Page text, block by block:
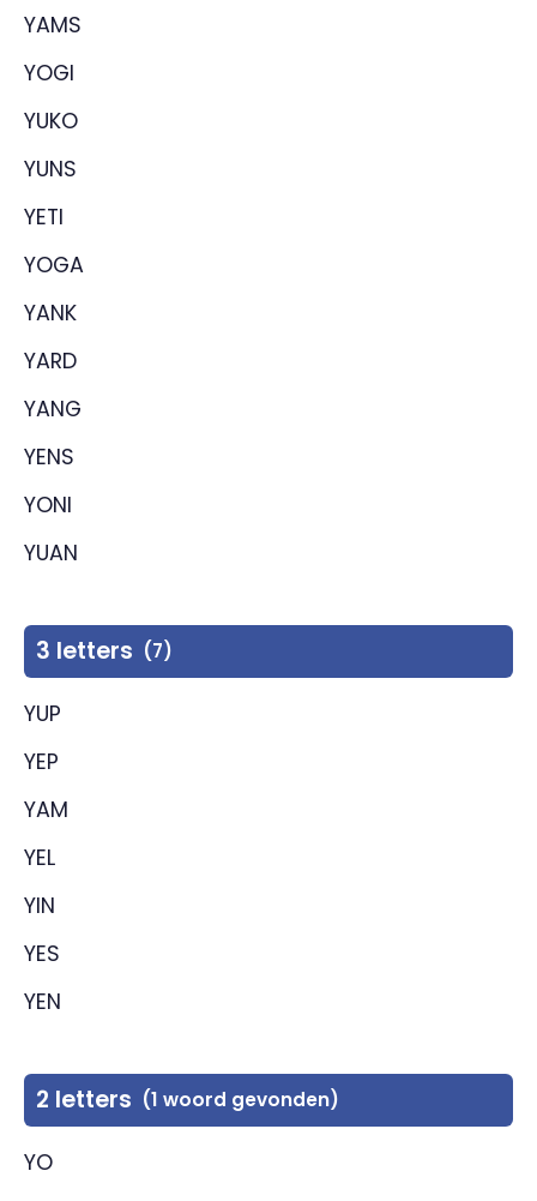
YAMS
YOGI
YUKO
YUNS
YETI
YOGA
YANK
YARD
YANG
YENS
YONI
YUAN
3 letters (7)
YUP
YEP
YAM
YEL
YIN
YES
YEN
2 letters (1 woord gevonden)
YO